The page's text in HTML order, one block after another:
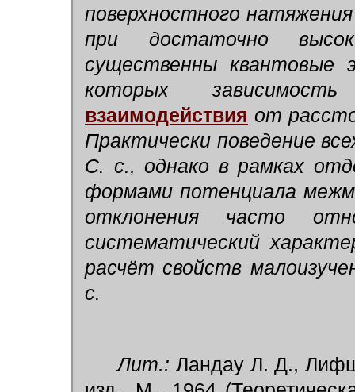
поверхностного
при достаточно
существенны
которых
взаимодействия от
Практически поведение
С. с., однако в рамках
формами потенциала
отклонения часто
систематический
расчёт свойств
с.
Лит.: Ландау Л. Д.,